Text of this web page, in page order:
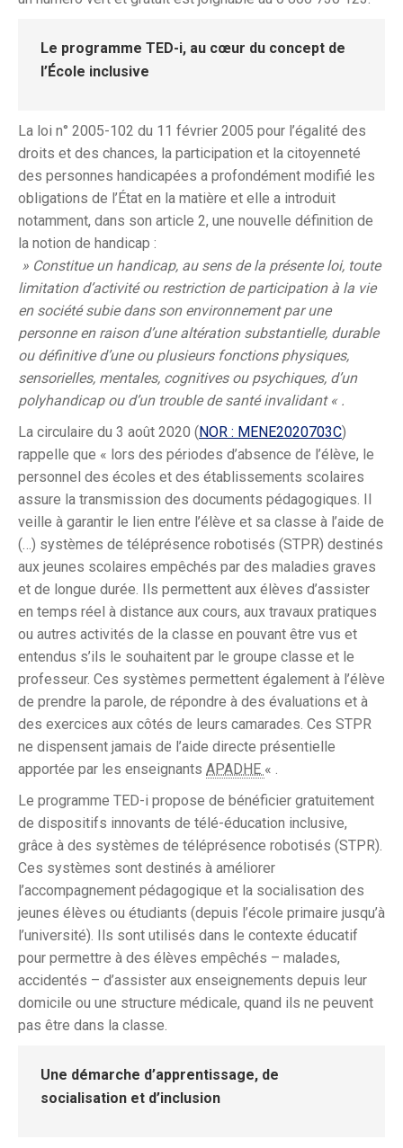
Le programme TED-i, au cœur du concept de
l’École inclusive
La loi n° 2005-102 du 11 février 2005 pour l’égalité des
droits et des chances, la participation et la citoyenneté
des personnes handicapées a profondément modifié les
obligations de l’État en la matière et elle a introduit
notamment, dans son article 2, une nouvelle définition de
la notion de handicap :
» Constitue un handicap, au sens de la présente loi, toute
limitation d’activité ou restriction de participation à la vie
en société subie dans son environnement par une
personne en raison d’une altération substantielle, durable
ou définitive d’une ou plusieurs fonctions physiques,
sensorielles, mentales, cognitives ou psychiques, d’un
polyhandicap ou d’un trouble de santé invalidant « .
La circulaire du 3 août 2020 ( NOR : MENE2020703C)
rappelle que « lors des périodes d’absence de l’élève, le
personnel des écoles et des établissements scolaires
assure la transmission des documents pédagogiques. Il
veille à garantir le lien entre l’élève et sa classe à l’aide de
(…) systèmes de téléprésence robotisés (STPR) destinés
aux jeunes scolaires empêchés par des maladies graves
et de longue durée. Ils permettent aux élèves d’assister
en temps réel à distance aux cours, aux travaux pratiques
ou autres activités de la classe en pouvant être vus et
entendus s’ils le souhaitent par le groupe classe et le
professeur. Ces systèmes permettent également à l’élève
de prendre la parole, de répondre à des évaluations et à
des exercices aux côtés de leurs camarades. Ces STPR
ne dispensent jamais de l’aide directe présentielle
apportée par les enseignants APADHE « .
Le programme TED-i propose de bénéficier gratuitement
de dispositifs innovants de télé-éducation inclusive,
grâce à des systèmes de téléprésence robotisés (STPR).
Ces systèmes sont destinés à améliorer
l’accompagnement pédagogique et la socialisation des
jeunes élèves ou étudiants (depuis l’école primaire jusqu’à
l’université). Ils sont utilisés dans le contexte éducatif
pour permettre à des élèves empêchés – malades,
accidentés – d’assister aux enseignements depuis leur
domicile ou une structure médicale, quand ils ne peuvent
pas être dans la classe.
Une démarche d’apprentissage, de
socialisation et d’inclusion